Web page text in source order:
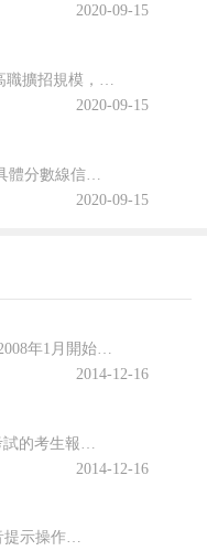
2020-09-15
為貫徹落實2020年《政府工作報告》關于“今明兩年高職院校擴招200萬人”的要求，全面深化職業教育改革，進一步穩定高職擴招規模，確保高質量完成2020年高職擴招專項工作，安徽省教育廳公布關于做好2020年高職院校擴招專項工作的通知。跟隨查字典小編一起關注一下吧~安徽省教育廳等六部門關于做好2020年...
2020-09-15
2020年河南省普通高校招生本科二批院校文科和理科平行投檔分數線于8月29日公布，河南省普通高校招生本科二批院校具體分數線信息，跟隨查字典小編一起關注一下吧~2020年河南省普通高招本科二批院校平行投檔分數線2020年河南省普通高校招生本科二批院校平行投檔分數線(文科)2020年河南省普通高校招生本...
2020-09-15
根據我省高等教育自學考試部分課程教材使用、供應等方面的實際情況，經有關主考學校組織專家審核和論證，決定從2008年1月開始，調整我省高等教育自學考試學校管理學等3門省統考課程使用教材(見附件)，2008年1月高等教育自學考試按該表公布的教材進行命題。請你們及時將有關信息向考生公布，以便考生及時了解有
2014-12-16
2014-12-16
2007年7月自考成績已經公布，考生可以通過電話和網絡查詢，查詢方式有如下幾種：一、撥打查詢熱線撥打96040，請按語音提示操作。（目前此服務只適于中國電信固定電話和小靈通，每分鐘收費1元）如有疑問，請撥打16883585查詢。（目前此服務只適于中國電信固定電話和小靈通，每分鐘收費1元）。二、短信查